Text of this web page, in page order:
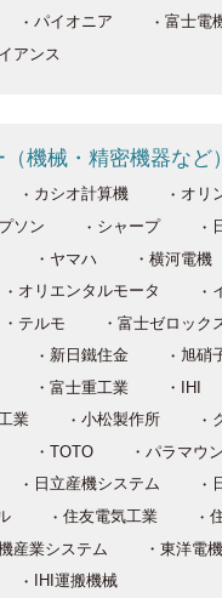
パイオニア
富士電
アンス
（機械・精密機器など）
カシオ計算機
オリ
ソン
シャープ
ヤマハ
横河電機
オリエンタルモータ
テルモ
富士ゼロック
新日鐵住金
旭硝
富士重工業
IHI
業
小松製作所
TOTO
パラマウ
日立産機システム
住友電気工業
産業システム
東洋電
IHI運搬機械